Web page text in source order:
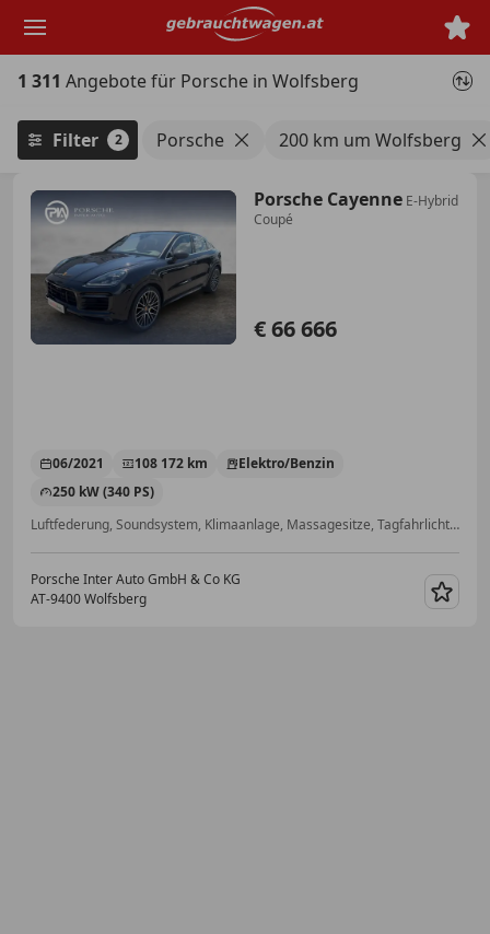
Hauptinhalt
1 311 Angebote für Porsche in Wolfsberg
Filter 2 Porsche 200 km um Wolfsberg
Porsche Cayenne E-Hybrid
Coupé
€ 66 666
06/2021 108 172 km
Elektro/Benzin
250 kW (340 PS)
Luftfederung, Soundsystem, Klimaanlage, Massagesitze, Tagfahrlicht, Fahrerairbag, Raucherpaket, Sportsitze
Porsche Inter Auto GmbH & Co KG
AT-9400 Wolfsberg